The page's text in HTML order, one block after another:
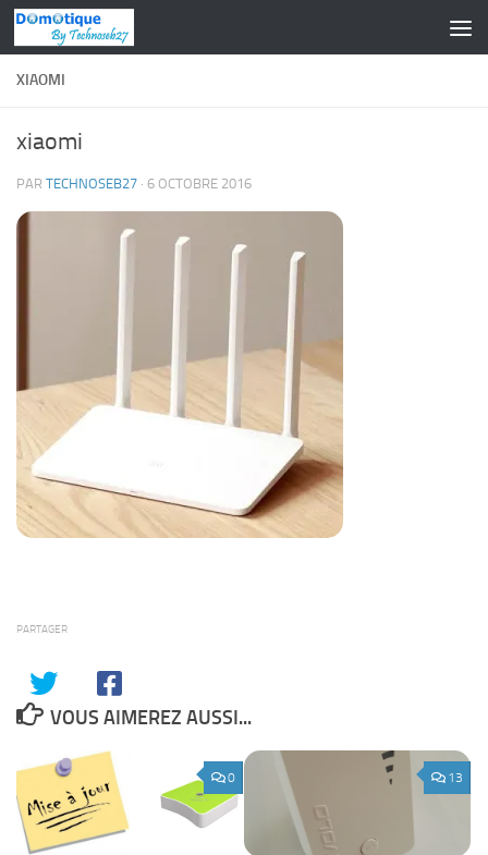
Skip to content
XIAOMI
xiaomi
PAR TECHNOSEB27 · 6 OCTOBRE 2016
PARTAGER
VOUS AIMEREZ AUSSI...
0 13